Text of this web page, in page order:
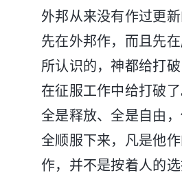
外邦从来没有作过更
先在外邦作，而且先
所认识的，神都给打
在征服工作中给打破
全是释放、全是自由
全顺服下来，凡是他
作，并不是按着人的